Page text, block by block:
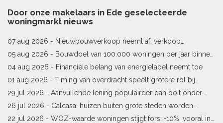
Door onze makelaars in Ede geselecteerde
woningmarkt nieuws
07 aug 2026 - Nieuwbouwverkoop neemt af, verkoop
bestaande woningen stijgt
05 aug 2026 - Bouwdoel van 100.000 woningen per jaar binnen
bereik
04 aug 2026 - Financiële belang van energielabel neemt toe
01 aug 2026 - Timing van overdracht speelt grotere rol bij
woningprijs
29 jul 2026 - Aanvullende lening populairder dan ooit onder
starters
26 jul 2026 - Calcasa: huizen buiten grote steden worden
sneller meer waard
22 jul 2026 - WOZ-waarde woningen stijgt fors: +10%, vooral in